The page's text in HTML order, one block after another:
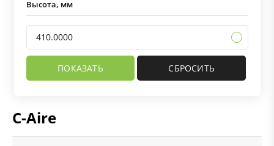
Высота, мм
410.0000
C-Aire